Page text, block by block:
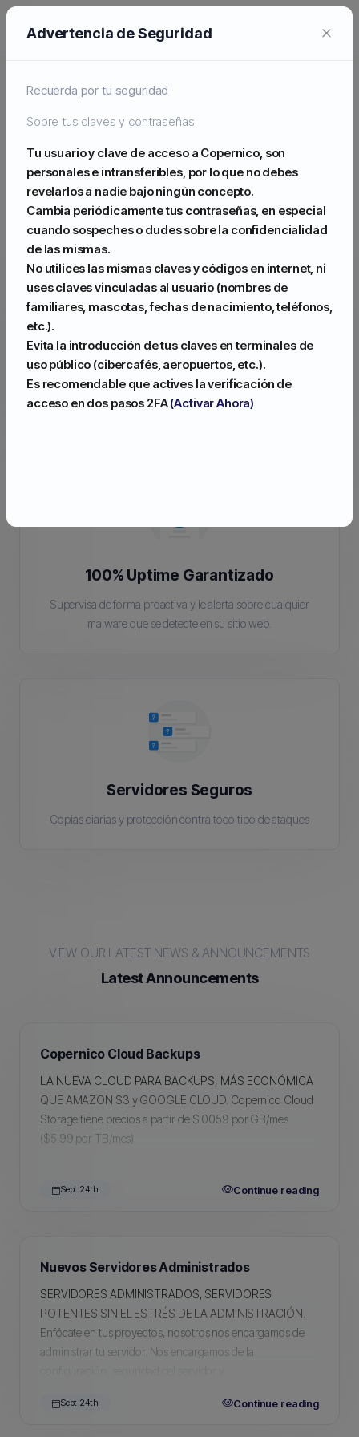
HOSTING CLOUD PROFESIONAL, RÁPIDO Y SEGURO.
Copias de seguridad automáticas diarias de
Miles de clientes satisfechos en todo el mundo confían
en nuestros servicios y protegen sus sitios web con
copias de seguridad diarias automatizadas almacenadas
fuera del sitio con redundancia incorporada.
High Speed Network
Red de alta velocidad redundada, hosting rápido y estable
100% Uptime Garantizado
Supervisa de forma proactiva y le alerta sobre cualquier
malware que se detecte en su sitio web.
Servidores Seguros
Copias diarias y protección contra todo tipo de ataques
VIEW OUR LATEST NEWS & ANNOUNCEMENTS
Latest Announcements
Copernico Cloud Backups
LA NUEVA CLOUD PARA BACKUPS, MÁS ECONÓMICA
QUE AMAZON S3 y GOOGLE CLOUD. Copernico Cloud
Storage tiene precios a partir de $.0059 por GB/mes
($5.99 por TB/mes)
Sept 24th Continue reading
Nuevos Servidores Administrados
SERVIDORES ADMINISTRADOS, SERVIDORES
POTENTES SIN EL ESTRÉS DE LA ADMINISTRACIÓN.
Enfócate en tus proyectos, nosotros nos encargamos de
administrar tu servidor. Nos encargamos de la
Sept 24th Continue reading
Advertencia de Seguridad ×
Recuerda por tu seguridad
Sobre tus claves y contraseñas
Tu usuario y clave de acceso a Copernico, son
personales e intransferibles, por lo que no debes
revelarlos a nadie bajo ningún concepto.
Cambia periódicamente tus contraseñas, en especial
cuando sospeches o dudes sobre la confidencialidad
de las mismas.
No utilices las mismas claves y códigos en internet, ni
uses claves vinculadas al usuario (nombres de
familiares, mascotas, fechas de nacimiento, teléfonos,
etc.).
Evita la introducción de tus claves en terminales de
uso público (cibercafés, aeropuertos, etc.).
Es recomendable que actives la verificación de
acceso en dos pasos 2FA(Activar Ahora)